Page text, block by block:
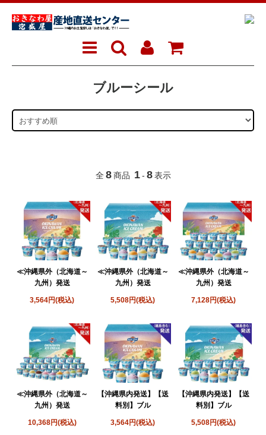
ブルーシール
全 8 商品 1 - 8 表示
≪沖縄県外（北海道～
九州）発送
3,564円(税込)
≪沖縄県外（北海道～
九州）発送
5,508円(税込)
≪沖縄県外（北海道～
九州）発送
7,128円(税込)
≪沖縄県外（北海道～
九州）発送
10,368円(税込)
【沖縄県内発送】【送
料別】ブル
3,564円(税込)
【沖縄県内発送】【送
料別】ブル
5,508円(税込)